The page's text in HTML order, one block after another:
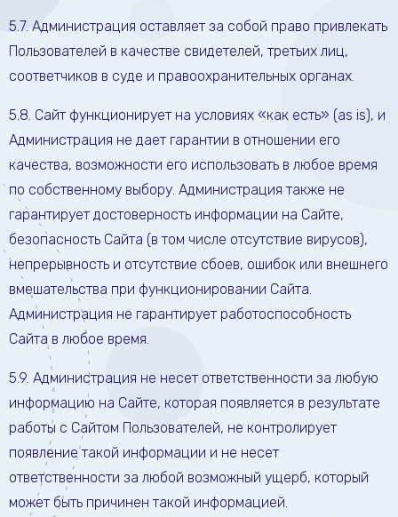
5.7. Администрация оставляет за собой право привлекать
Пользователей в качестве свидетелей, третьих лиц,
соответчиков в суде и правоохранительных органах.
5.8. Сайт функционирует на условиях «как есть» (as is), и
Администрация не дает гарантии в отношении его
качества, возможности его использовать в любое время
по собственному выбору. Администрация также не
гарантирует достоверность информации на Сайте,
безопасность Сайта (в том числе отсутствие вирусов),
непрерывность и отсутствие сбоев, ошибок или внешнего
вмешательства при функционировании Сайта.
Администрация не гарантирует работоспособность
Сайта в любое время.
5.9. Администрация не несет ответственности за любую
информацию на Сайте, которая появляется в результате
работы с Сайтом Пользователей, не контролирует
появление такой информации и не несет
ответственности за любой возможный ущерб, который
может быть причинен такой информацией.